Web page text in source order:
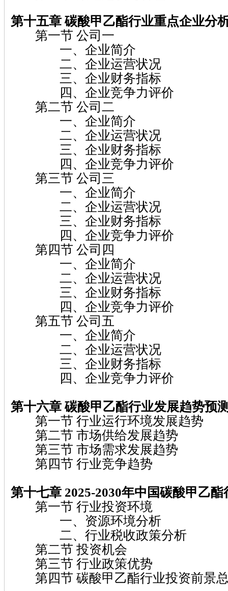
第十五章 碳酸甲乙酯行业重点企业分
第一节 公司一
一、企业简介
二、企业运营状况
三、企业财务指标
四、企业竞争力评价
第二节 公司二
一、企业简介
二、企业运营状况
三、企业财务指标
四、企业竞争力评价
第三节 公司三
一、企业简介
二、企业运营状况
三、企业财务指标
四、企业竞争力评价
第四节 公司四
一、企业简介
二、企业运营状况
三、企业财务指标
四、企业竞争力评价
第五节 公司五
一、企业简介
二、企业运营状况
三、企业财务指标
四、企业竞争力评价
第十六章 碳酸甲乙酯行业发展趋势预
第一节 行业运行环境发展趋势
第二节 市场供给发展趋势
第三节 市场需求发展趋势
第四节 行业竞争趋势
第十七章 2025-2030年中国碳酸甲乙
第一节 行业投资环境
一、资源环境分析
二、行业税收政策分析
第二节 投资机会
第三节 行业政策优势
第四节 碳酸甲乙酯行业投资前景